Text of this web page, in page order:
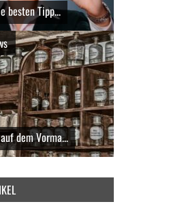
besten Tipp...
dem Vorma...